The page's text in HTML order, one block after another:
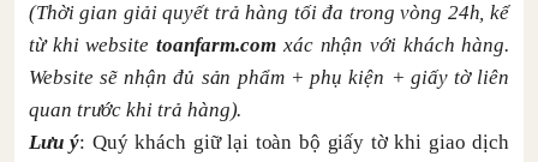
(Thời gian giải quyết trả hàng tối đa trong vòng 24h, kể
từ khi website toanfarm.com xác nhận với khách hàng.
Website sẽ nhận đủ sản phẩm + phụ kiện + giấy tờ liên
quan trước khi trả hàng).
Lưu ý: Quý khách giữ lại toàn bộ giấy tờ khi giao dịch